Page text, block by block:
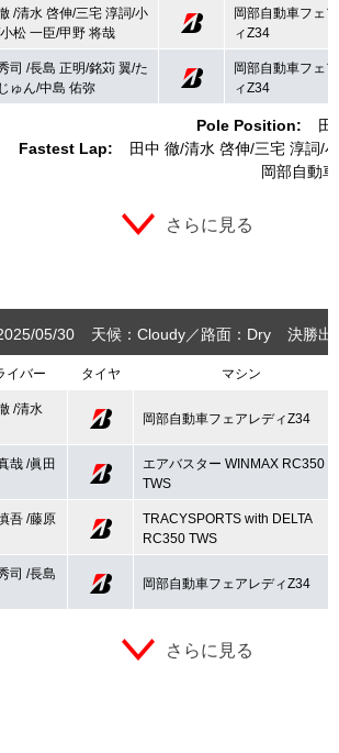
Pole Position:
田
Fastest Lap:
田中 徹 清水 啓伸 三宅 淳詞
岡部自動
/清水 啓伸/三宅 淳詞/小
松 一臣/甲野 将哉
岡部自動車フェ
ィZ34
司 /長島 正明/銘苅 翼/た
ゅん/中島 佑弥
岡部自動車フェ
ィZ34
さらに見る
05/30 天候：Cloudy 路面：Dry 決勝出
イバー タイヤ マシン
/清水
岡部自動車フェアレディZ34
哉 /眞田
エアバスター WINMAX RC350
TWS
吾 /藤原
TRACYSPORTS with DELTA
RC350 TWS
司 /長島
岡部自動車フェアレディZ34
さらに見る